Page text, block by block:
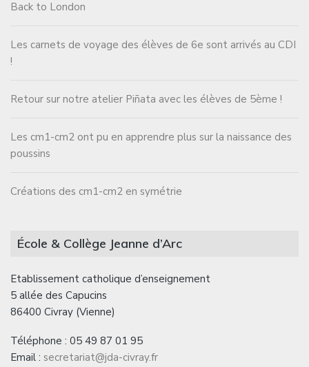
Back to London
Les carnets de voyage des élèves de 6e sont arrivés au CDI
!
Retour sur notre atelier Piñata avec les élèves de 5ème !
Les cm1-cm2 ont pu en apprendre plus sur la naissance des
poussins
Créations des cm1-cm2 en symétrie
École & Collège Jeanne d’Arc
Etablissement catholique d’enseignement
5 allée des Capucins
86400 Civray (Vienne)
Téléphone : 05 49 87 01 95
Email : secretariat@jda-civray.fr